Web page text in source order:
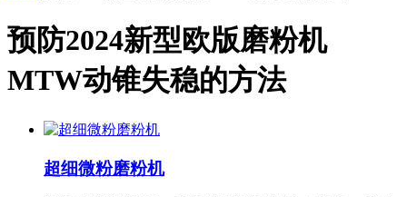
预防2024新型欧版磨粉机
MTW动锥失稳的方法
超细微粉磨粉机